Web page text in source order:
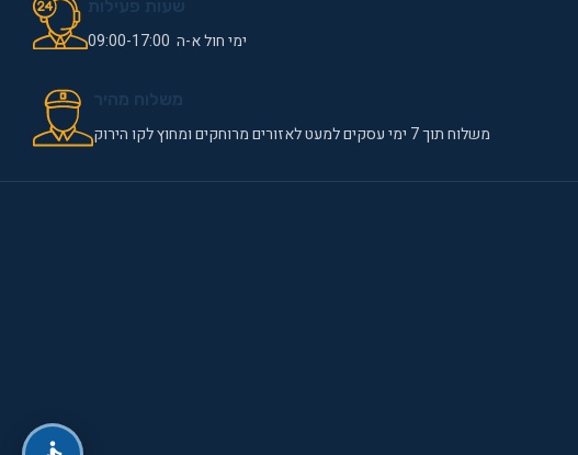
ימי חול א-ה 09:00-17:00
משלוח תוך 7 ימי עסקים למעט לאזורים מרוחקים ומחוץ לקו הירוק